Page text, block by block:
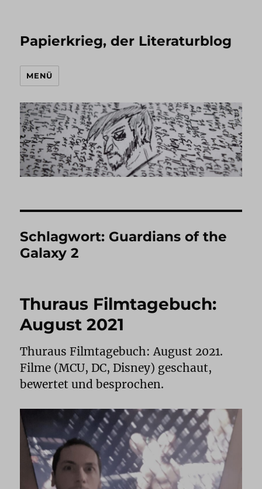
Papierkrieg, der Literaturblog
MENÜ
Schlagwort: Guardians of the
Galaxy 2
Thuraus Filmtagebuch:
August 2021
Thuraus Filmtagebuch: August 2021.
Filme (MCU, DC, Disney) geschaut,
bewertet und besprochen.